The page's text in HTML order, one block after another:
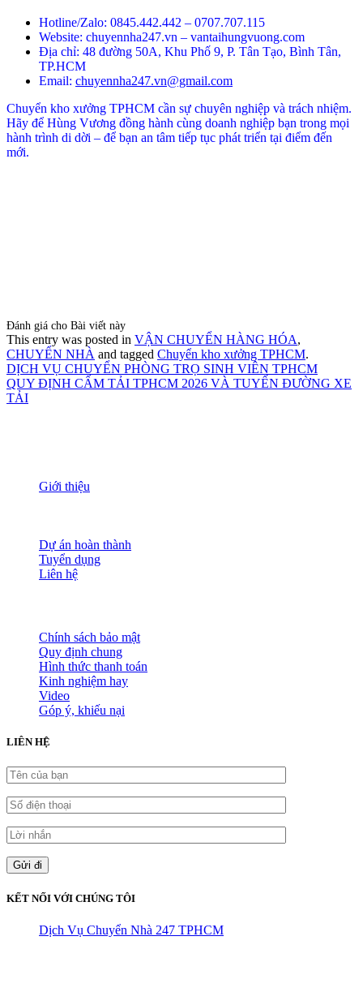
Hotline/Zalo: 0845.442.442 – 0707.707.115
Website: chuyennha247.vn – vantaihungvuong.com
Địa chỉ: 48 đường 50A, Khu Phố 9, P. Tân Tạo, Bình Tân,
TP.HCM
Email: chuyennha247.vn@gmail.com
Chuyển kho xưởng TPHCM cần sự chuyên nghiệp và trách nhiệm.
Hãy để Hùng Vương đồng hành cùng doanh nghiệp bạn trong mọi
hành trình di dời – để bạn an tâm tiếp tục phát triển tại điểm đến
mới.
Đánh giá cho Bài viết này
This entry was posted in VẬN CHUYỂN HÀNG HÓA,
CHUYỂN NHÀ and tagged Chuyển kho xưởng TPHCM.
DỊCH VỤ CHUYỂN PHÒNG TRỌ SINH VIÊN TPHCM
QUY ĐỊNH CẤM TẢI TPHCM 2026 VÀ TUYẾN ĐƯỜNG XE
TẢI
Giới thiệu
Dự án hoàn thành
Tuyển dụng
Liên hệ
Chính sách bảo mật
Quy định chung
Hình thức thanh toán
Kinh nghiệm hay
Video
Góp ý, khiếu nại
LIÊN HỆ
KẾT NỐI VỚI CHÚNG TÔI
Dịch Vụ Chuyển Nhà 247 TPHCM